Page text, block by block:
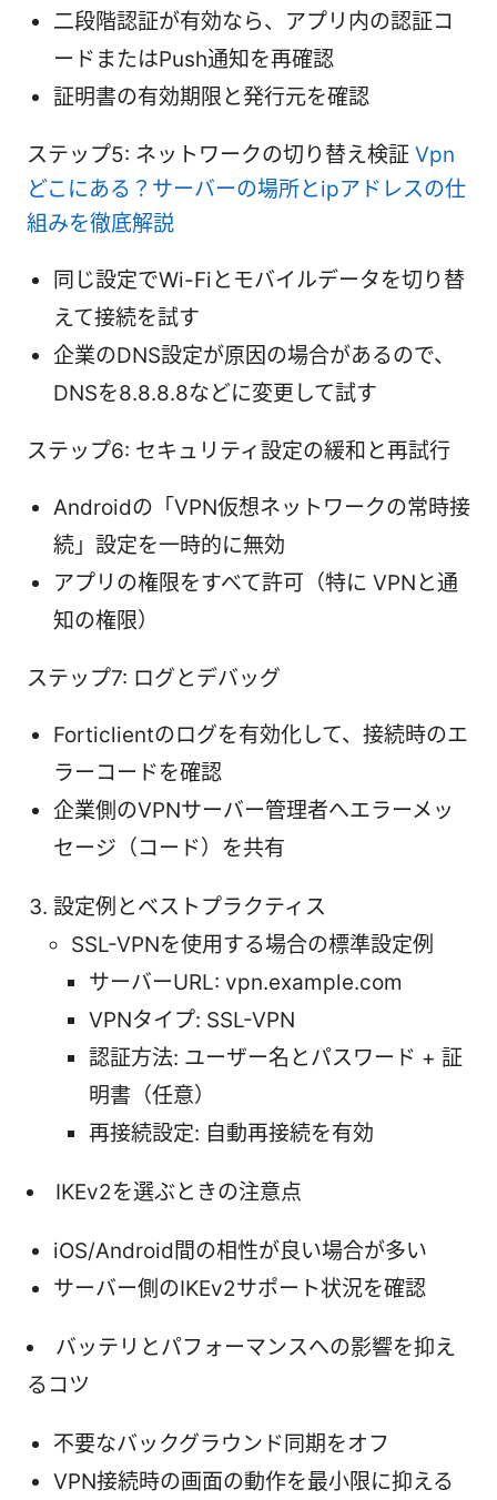
二段階認証が有効なら、アプリ内の認証コ
ードまたはPush通知を再確認
証明書の有効期限と発行元を確認
ステップ5: ネットワークの切り替え検証 Vpn
どこにある？サーバーの場所とipアドレスの仕
組みを徹底解説
同じ設定でWi-Fiとモバイルデータを切り替
えて接続を試す
企業のDNS設定が原因の場合があるので、
DNSを8.8.8.8などに変更して試す
ステップ6: セキュリティ設定の緩和と再試行
Androidの「VPN仮想ネットワークの常時接
続」設定を一時的に無効
アプリの権限をすべて許可（特に VPNと通
知の権限）
ステップ7: ログとデバッグ
Forticlientのログを有効化して、接続時のエ
ラーコードを確認
企業側のVPNサーバー管理者へエラーメッ
セージ（コード）を共有
設定例とベストプラクティス
SSL-VPNを使用する場合の標準設定例
サーバーURL: vpn.example.com
VPNタイプ: SSL-VPN
認証方法: ユーザー名とパスワード + 証
明書（任意）
再接続設定: 自動再接続を有効
IKEv2を選ぶときの注意点
iOS/Android間の相性が良い場合が多い
サーバー側のIKEv2サポート状況を確認
バッテリとパフォーマンスへの影響を抑え
るコツ
不要なバックグラウンド同期をオフ
VPN接続時の画面の動作を最小限に抑える